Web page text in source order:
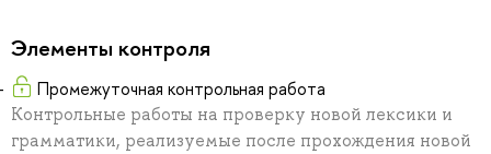
Элементы контроля
Промежуточная контрольная работа
Контрольные работы на проверку новой лексики и
грамматики, реализуемые после прохождения новой